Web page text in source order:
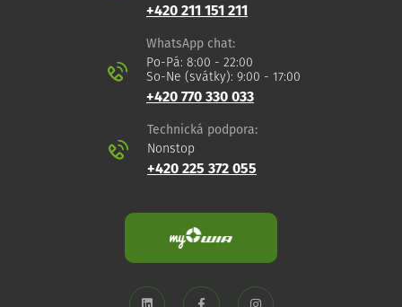
+420 211 151 211
WhatsApp chat:
Po-Pá: 8:00 - 22:00
So-Ne (svátky): 9:00 - 17:00
+420 770 330 033
Technická podpora:
Nonstop
+420 225 372 055